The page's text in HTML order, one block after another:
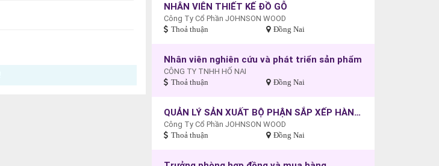
NHÂN VIÊN THIẾT KẾ ĐỒ GỖ
Công Ty Cổ Phần JOHNSON WOOD
Thoả thuận Đồng Nai
Nhân viên nghiên cứu và phát triển sản phẩm
CÔNG TY TNHH HỐ NAI
Thoả thuận Đồng Nai
QUẢN LÝ SẢN XUẤT BỘ PHẬN SẮP XẾP HÀNG HÓA ĐỂ XUẤT KHẨU ( QUẢN LÝ SẢN XUẤT BỘ PHẬN LCONT )
Công Ty Cổ Phần JOHNSON WOOD
Thoả thuận Đồng Nai